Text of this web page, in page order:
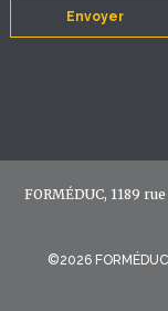
Envoyer
FORMÉDUC, 1189
©2026